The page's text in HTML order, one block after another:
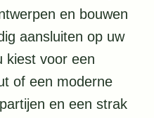
en bouwen
aansluiten op uw
kiest voor een
of een moderne
en een strak